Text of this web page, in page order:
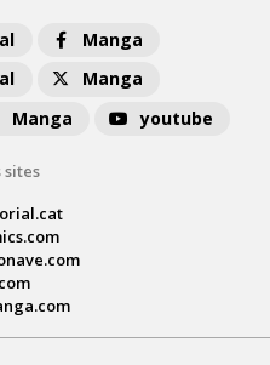
Manga
Manga
Manga youtube
sites